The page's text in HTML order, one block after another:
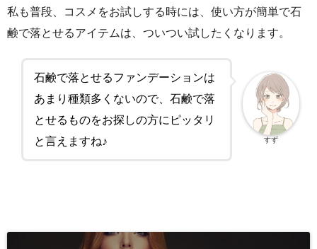
私も普段、コスメをお試しする時には、使い方が簡単で石
鹸で落とせるアイテムは、ついつい試したくなります。
石鹸で落とせるファンデーションは
あまり種類多くないので、石鹸で落
とせるものをお探しの方にピッタリ
と言えますね♪
すず